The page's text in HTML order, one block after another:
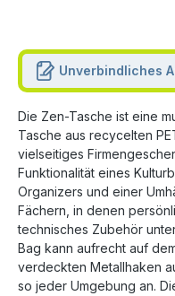
Unverbindliches
Die Zen-Tasche ist eine
Tasche aus recycelten
vielseitiges
Funktionalität eines
Organizers und einer
Fächern, in denen
technisches Zubehör
Bag kann aufrecht auf
verdeckten Metallhaken
so jeder Umgebung an.